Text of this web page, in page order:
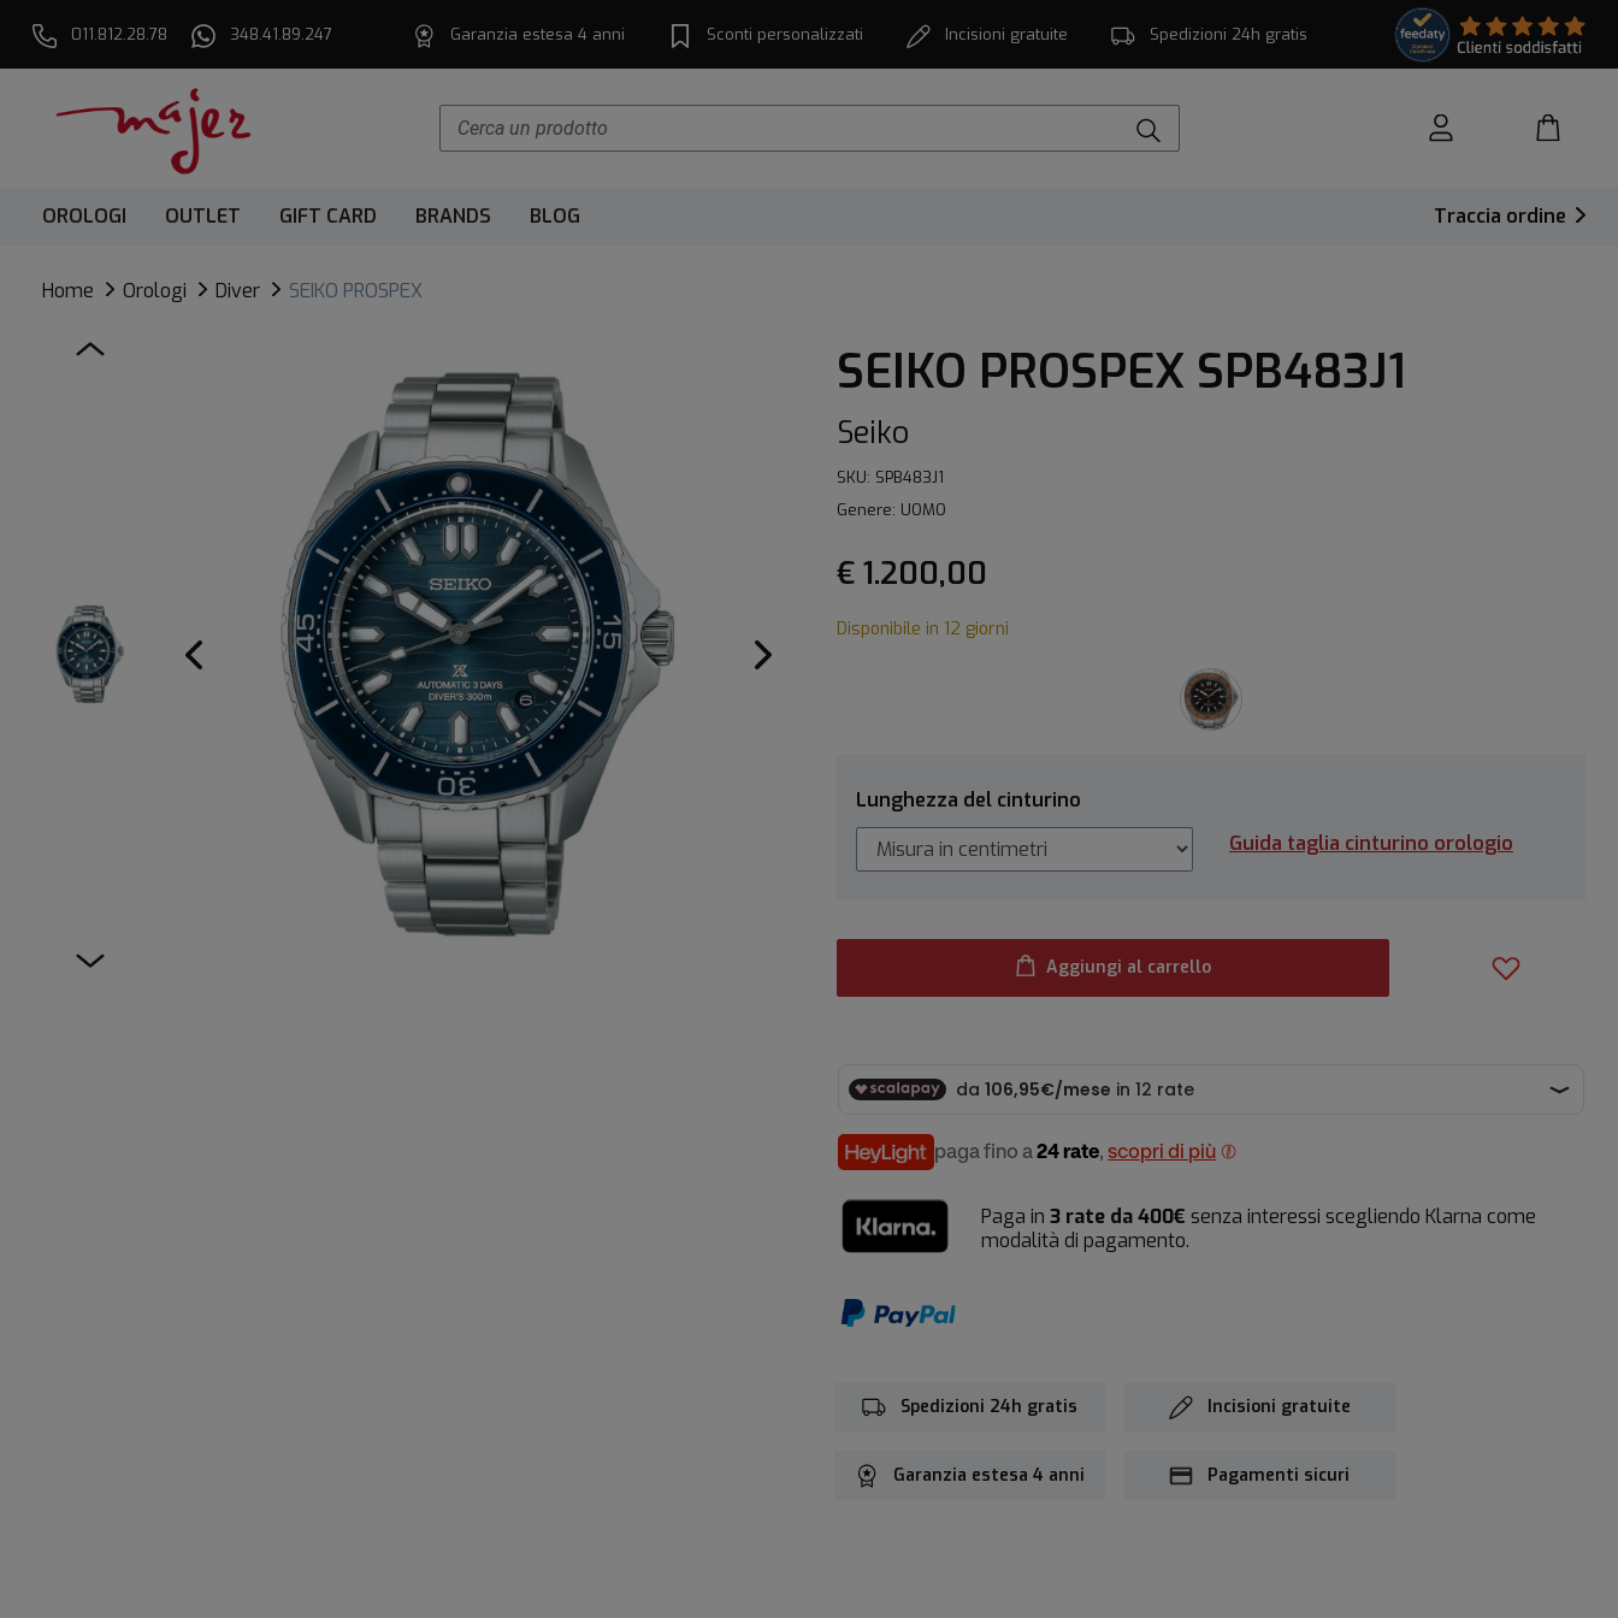
011.812.28.78 348.41.89.247 Garanzia estesa 4 anni Sconti personalizzati Incisioni gratuite Spedizioni 24h gratis
OROLOGI OUTLET GIFT CARD BRANDS BLOG Traccia ordine
Home Orologi Diver SEIKO PROSPEX
SEIKO PROSPEX SPB483J1
Seiko
SKU: SPB483J1
Genere: UOMO
€ 1.200,00
Disponibile in 12 giorni
Lunghezza del cinturino
Guida taglia cinturino orologio
Aggiungi al carrello
paga fino a24 rate, scopri di più
Paga in 3 rate da 400€ senza interessi scegliendo Klarna come
modalità di pagamento.
Spedizioni 24h gratis Incisioni gratuite
Garanzia estesa 4 anni Pagamenti sicuri